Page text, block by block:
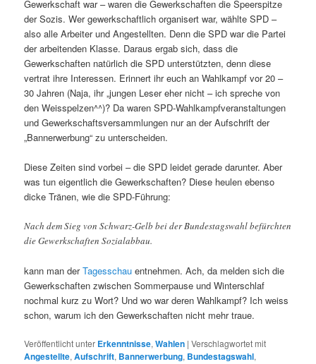
Gewerkschaft war – waren die Gewerkschaften die Speerspitze
der Sozis. Wer gewerkschaftlich organisert war, wählte SPD –
also alle Arbeiter und Angestellten. Denn die SPD war die Partei
der arbeitenden Klasse. Daraus ergab sich, dass die
Gewerkschaften natürlich die SPD unterstützten, denn diese
vertrat ihre Interessen. Erinnert ihr euch an Wahlkampf vor 20 –
30 Jahren (Naja, ihr „jungen Leser eher nicht – ich spreche von
den Weisspelzen^^)? Da waren SPD-Wahlkampfveranstaltungen
und Gewerkschaftsversammlungen nur an der Aufschrift der
„Bannerwerbung“ zu unterscheiden.
Diese Zeiten sind vorbei – die SPD leidet gerade darunter. Aber
was tun eigentlich die Gewerkschaften? Diese heulen ebenso
dicke Tränen, wie die SPD-Führung:
Nach dem Sieg von Schwarz-Gelb bei der Bundestagswahl befürchten
die Gewerkschaften Sozialabbau.
kann man derTagesschau entnehmen. Ach, da melden sich die
Gewerkschaften zwischen Sommerpause und Winterschlaf
nochmal kurz zu Wort? Und wo war deren Wahlkampf? Ich weiss
schon, warum ich den Gewerkschaften nicht mehr traue.
Veröffentlicht unter Erkenntnisse,Wahlen |Verschlagwortet mit
Angestellte,Aufschrift, Bannerwerbung, Bundestagswahl,